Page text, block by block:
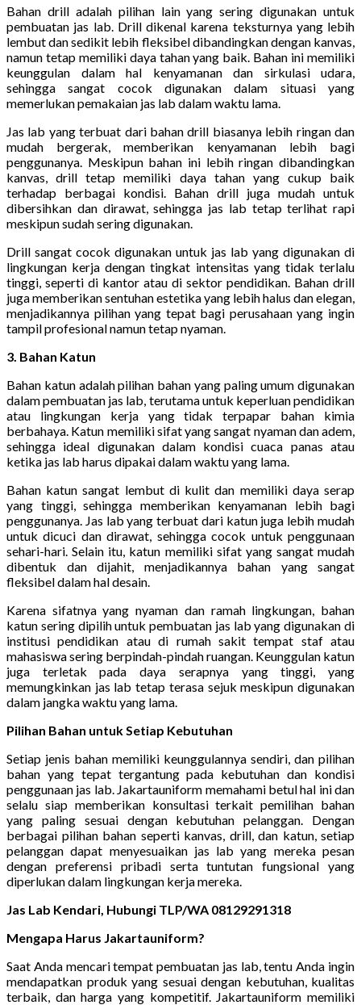
Bahan drill adalah pilihan lain yang sering digunakan untuk
pembuatan jas lab. Drill dikenal karena teksturnya yang lebih
lembut dan sedikit lebih fleksibel dibandingkan dengan kanvas,
namun tetap memiliki daya tahan yang baik. Bahan ini memiliki
keunggulan dalam hal kenyamanan dan sirkulasi udara,
sehingga sangat cocok digunakan dalam situasi yang
memerlukan pemakaian jas lab dalam waktu lama.
Jas lab yang terbuat dari bahan drill biasanya lebih ringan dan
mudah bergerak, memberikan kenyamanan lebih bagi
penggunanya. Meskipun bahan ini lebih ringan dibandingkan
kanvas, drill tetap memiliki daya tahan yang cukup baik
terhadap berbagai kondisi. Bahan drill juga mudah untuk
dibersihkan dan dirawat, sehingga jas lab tetap terlihat rapi
meskipun sudah sering digunakan.
Drill sangat cocok digunakan untuk jas lab yang digunakan di
lingkungan kerja dengan tingkat intensitas yang tidak terlalu
tinggi, seperti di kantor atau di sektor pendidikan. Bahan drill
juga memberikan sentuhan estetika yang lebih halus dan elegan,
menjadikannya pilihan yang tepat bagi perusahaan yang ingin
tampil profesional namun tetap nyaman.
3. Bahan Katun
Bahan katun adalah pilihan bahan yang paling umum digunakan
dalam pembuatan jas lab, terutama untuk keperluan pendidikan
atau lingkungan kerja yang tidak terpapar bahan kimia
berbahaya. Katun memiliki sifat yang sangat nyaman dan adem,
sehingga ideal digunakan dalam kondisi cuaca panas atau
ketika jas lab harus dipakai dalam waktu yang lama.
Bahan katun sangat lembut di kulit dan memiliki daya serap
yang tinggi, sehingga memberikan kenyamanan lebih bagi
penggunanya. Jas lab yang terbuat dari katun juga lebih mudah
untuk dicuci dan dirawat, sehingga cocok untuk penggunaan
sehari-hari. Selain itu, katun memiliki sifat yang sangat mudah
dibentuk dan dijahit, menjadikannya bahan yang sangat
fleksibel dalam hal desain.
Karena sifatnya yang nyaman dan ramah lingkungan, bahan
katun sering dipilih untuk pembuatan jas lab yang digunakan di
institusi pendidikan atau di rumah sakit tempat staf atau
mahasiswa sering berpindah-pindah ruangan. Keunggulan katun
juga terletak pada daya serapnya yang tinggi, yang
memungkinkan jas lab tetap terasa sejuk meskipun digunakan
dalam jangka waktu yang lama.
Pilihan Bahan untuk Setiap Kebutuhan
Setiap jenis bahan memiliki keunggulannya sendiri, dan pilihan
bahan yang tepat tergantung pada kebutuhan dan kondisi
penggunaan jas lab. Jakartauniform memahami betul hal ini dan
selalu siap memberikan konsultasi terkait pemilihan bahan
yang paling sesuai dengan kebutuhan pelanggan. Dengan
berbagai pilihan bahan seperti kanvas, drill, dan katun, setiap
pelanggan dapat menyesuaikan jas lab yang mereka pesan
dengan preferensi pribadi serta tuntutan fungsional yang
diperlukan dalam lingkungan kerja mereka.
Jas Lab Kendari, Hubungi TLP/WA 08129291318
Mengapa Harus Jakartauniform?
Saat Anda mencari tempat pembuatan jas lab, tentu Anda ingin
mendapatkan produk yang sesuai dengan kebutuhan, kualitas
terbaik, dan harga yang kompetitif. Jakartauniform memiliki